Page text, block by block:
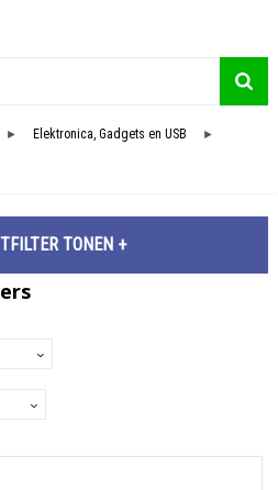
► Elektronica, Gadgets en USB ►